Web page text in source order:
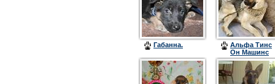
Габанна.
Альфа Тинс
Он Машинс